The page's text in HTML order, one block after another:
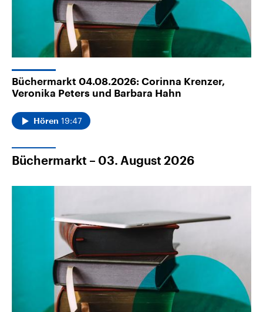
Büchermarkt 04.08.2026: Corinna Krenzer,
Veronika Peters und Barbara Hahn
Hören 19:47
Büchermarkt – 03. August 2026